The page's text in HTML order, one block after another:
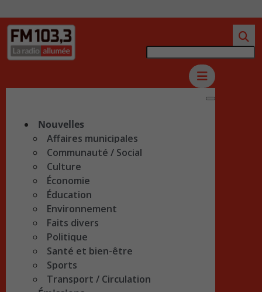
Nouvelles
Affaires municipales
Communauté / Social
Culture
Économie
Éducation
Environnement
Faits divers
Politique
Santé et bien-être
Sports
Transport / Circulation